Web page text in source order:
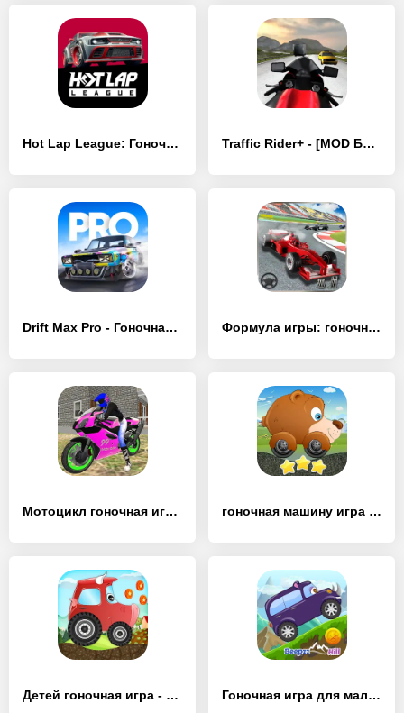
Hot Lap League: Гоночная Mания - [MOD Бесконечные деньги] Traffic Rider+ - [MOD Бесконечные деньги]
Drift Max Pro - Гоночная игра - [MOD Бесконечные монеты] Формула игры: гоночная игра - [MOD Бесконечные деньги]
Мотоцикл гоночная игра - [MOD Бесконечные деньги] гоночная машину игра для детей - [MOD Бесконечные монеты]
Детей гоночная игра - [MOD Бесконечные монеты] Гоночная игра для малышей - [MOD Бесконечные монеты]